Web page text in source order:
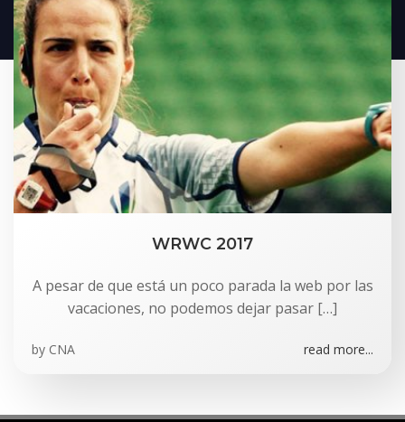
WRWC 2017
A pesar de que está un poco parada la web por las
vacaciones, no podemos dejar pasar […]
by CNA read more...